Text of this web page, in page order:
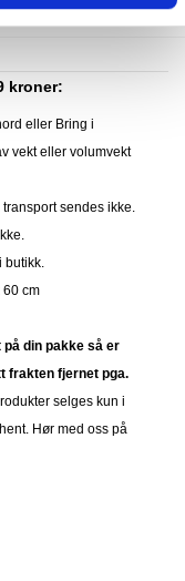
kroner:
eller Bring i
vekt eller volumvekt
sendes ikke.
60 cm
din pakke så er
frakten fjernet pga.
selges kun i
Hør med oss på